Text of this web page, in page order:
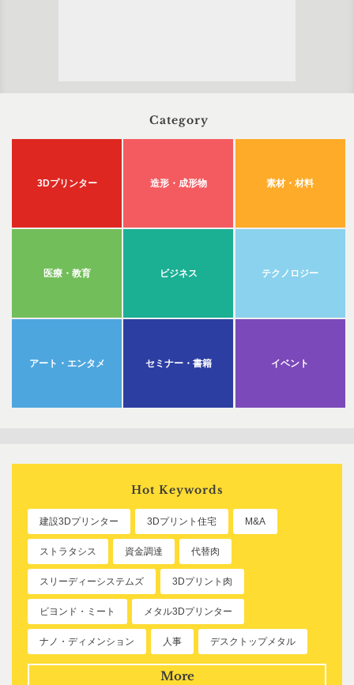
Category
3Dプリンター 造形・成形物 素材・材料
医療・教育 ビジネス テクノロジー
アート・エンタメ セミナー・書籍 イベント
Hot Keywords
建設3Dプリンター 3Dプリント住宅 M&A
ストラタシス 資金調達 代替肉
スリーディーシステムズ 3Dプリント肉
ビヨンド・ミート メタル3Dプリンター
ナノ・ディメンション 人事 デスクトップメタル
More